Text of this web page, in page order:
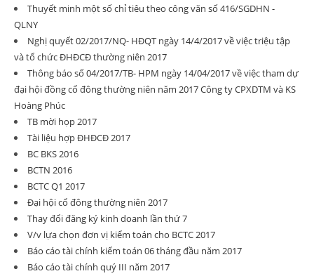
Thuyết minh một số chỉ tiêu theo công văn số 416/SGDHN -
QLNY
Nghị quyết 02/2017/NQ- HĐQT ngày 14/4/2017 về việc triệu tập
và tổ chức ĐHĐCĐ thường niên 2017
Thông báo số 04/2017/TB- HPM ngày 14/04/2017 về việc tham dự
đại hội đồng cổ đông thường niên năm 2017 Công ty CPXDTM và KS
Hoàng Phúc
TB mời họp 2017
Tài liệu hợp ĐHĐCĐ 2017
BC BKS 2016
BCTN 2016
BCTC Q1 2017
Đại hội cổ đông thường niên 2017
Thay đổi đăng ký kinh doanh lần thứ 7
V/v lựa chọn đơn vị kiểm toán cho BCTC 2017
Báo cáo tài chính kiểm toán 06 tháng đầu năm 2017
Báo cáo tài chính quý III năm 2017